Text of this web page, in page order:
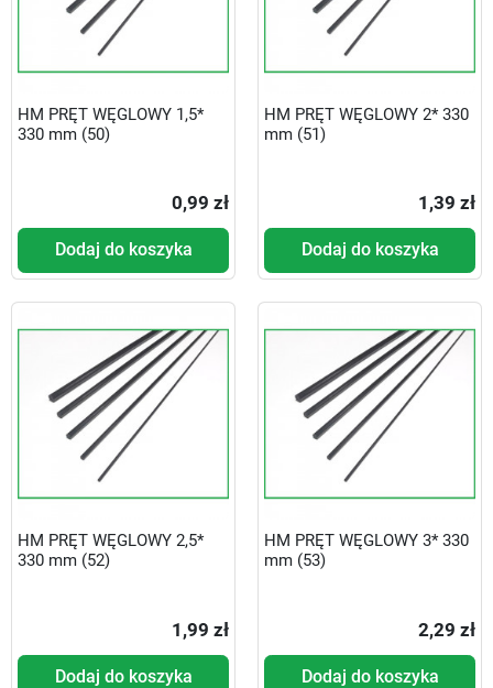
HM PRĘT WĘGLOWY 1,5*
330 mm (50)
0,99 zł
Dodaj do koszyka
HM PRĘT WĘGLOWY 2* 330
mm (51)
1,39 zł
Dodaj do koszyka
HM PRĘT WĘGLOWY 2,5*
330 mm (52)
1,99 zł
Dodaj do koszyka
HM PRĘT WĘGLOWY 3* 330
mm (53)
2,29 zł
Dodaj do koszyka